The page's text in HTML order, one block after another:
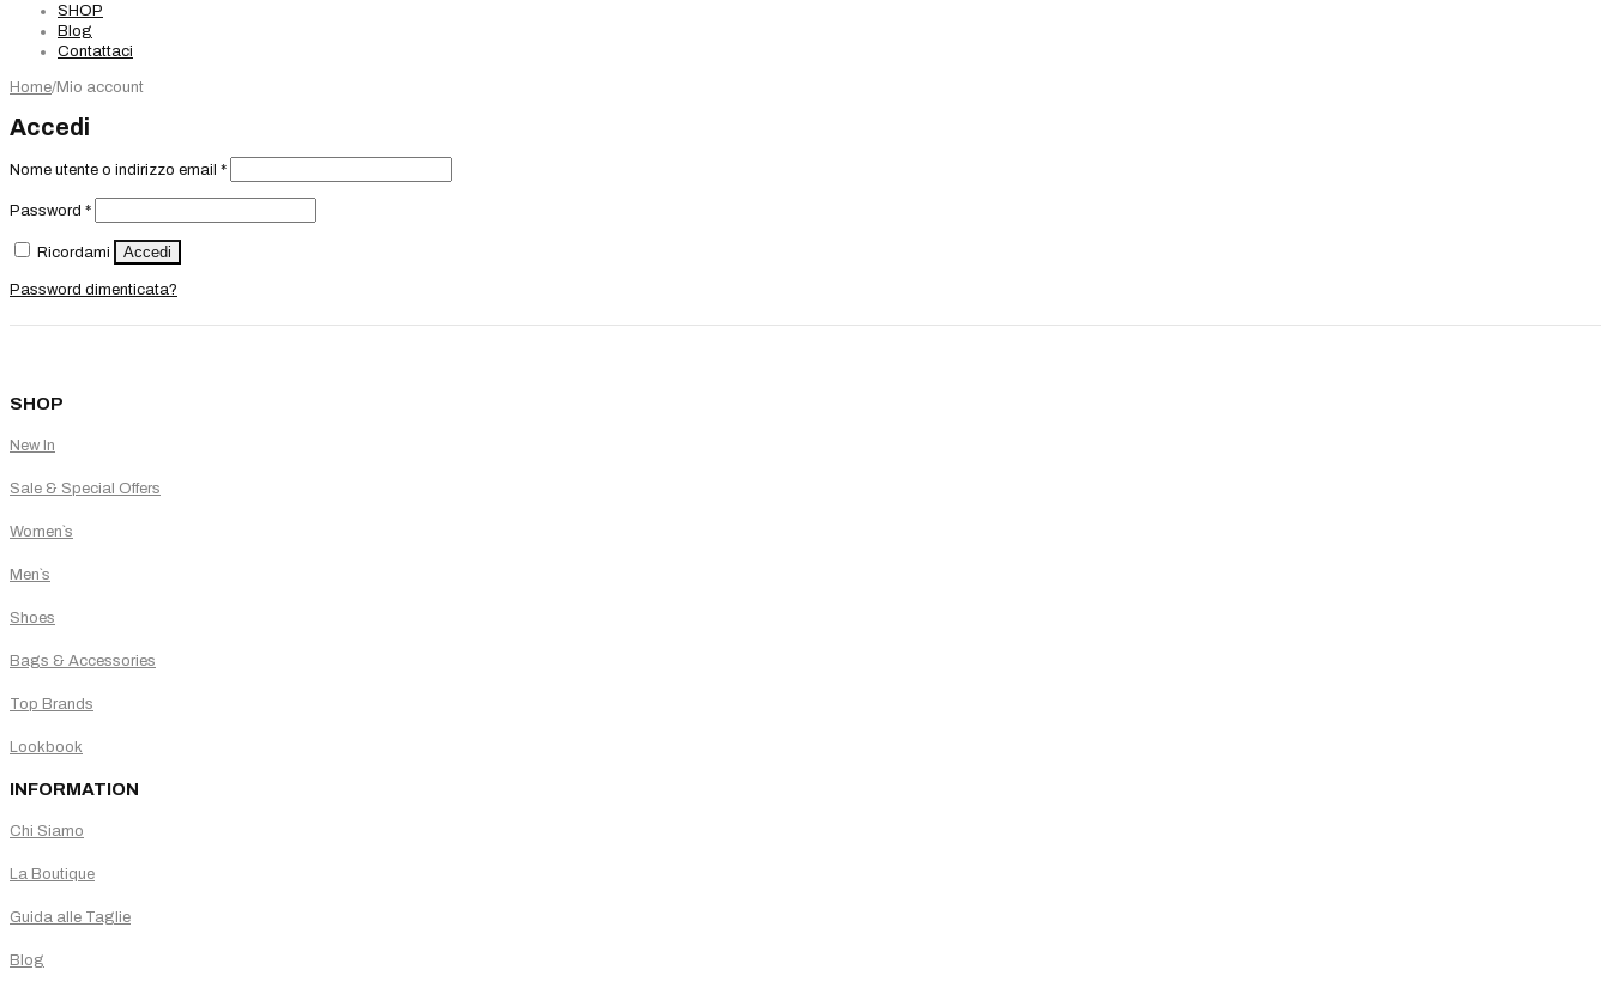
SHOP
Blog
Contattaci
Home/Mio account
Accedi
Nome utente o indirizzo email *Richiesto
Password *Richiesto
Ricordami Accedi
Password dimenticata?
SHOP
New In
Sale & Special Offers
Women`s
Men`s
Shoes
Bags & Accessories
Top Brands
Lookbook
INFORMATION
Chi Siamo
La Boutique
Guida alle Taglie
Blog